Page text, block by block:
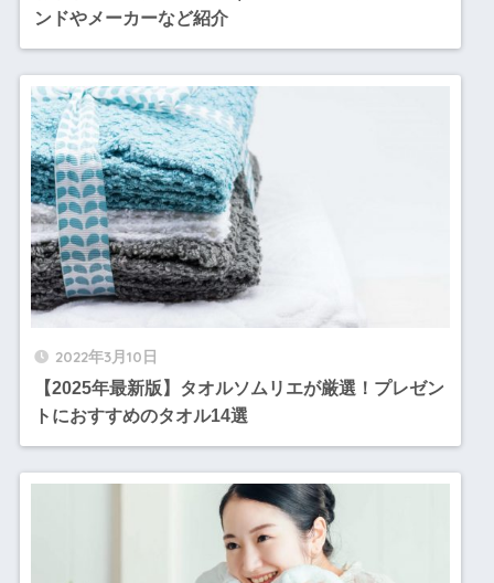
ンドやメーカーなど紹介
2022年3月10日
【2025年最新版】タオルソムリエが厳選！プレゼン
トにおすすめのタオル14選